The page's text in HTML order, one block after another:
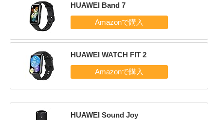
HUAWEI Band 7
HUAWEI WATCH FIT 2
HUAWEI Sound Joy